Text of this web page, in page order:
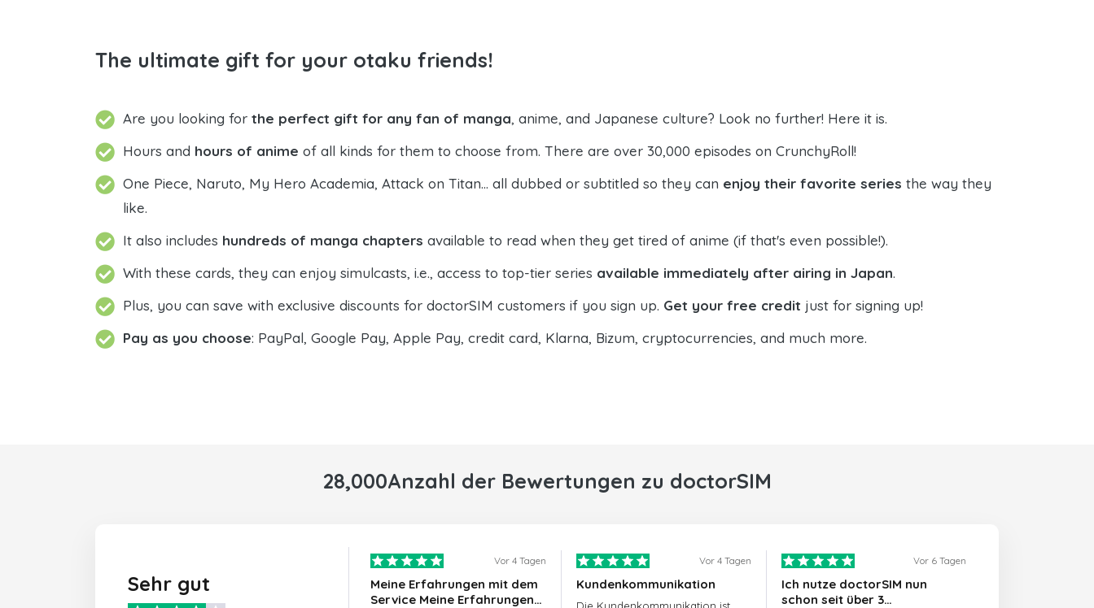
The ultimate gift for your otaku friends!
Are you looking for the perfect gift for any fan of manga, anime, and Japanese culture? Look no further! Here it is.
Hours and hours of anime of all kinds for them to choose from. There are over 30,000 episodes on CrunchyRoll!
One Piece, Naruto, My Hero Academia, Attack on Titan... all dubbed or subtitled so they can enjoy their favorite series the way they
like.
It also includes hundreds of manga chapters available to read when they get tired of anime (if that's even possible!).
With these cards, they can enjoy simulcasts, i.e., access to top-tier series available immediately after airing in Japan.
Plus, you can save with exclusive discounts for doctorSIM customers if you sign up. Get your free credit just for signing up!
Pay as you choose: PayPal, Google Pay, Apple Pay, credit card, Klarna, Bizum, cryptocurrencies, and much more.
28,000Anzahl der Bewertungen zu doctorSIM
Sehr gut
Vor 4 Tagen
Meine Erfahrungen mit dem
Service Meine Erfahrungen
Vor 4 Tagen
Kundenkommunikation
Vor 6 Tagen
Ich nutze doctorSIM nun
schon seit über 3…